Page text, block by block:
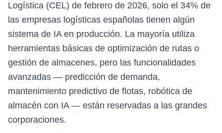
Logística (CEL) de febrero de 2026, solo el 34% de
las empresas logísticas españolas tienen algún
sistema de IA en producción. La mayoría utiliza
herramientas básicas de optimización de rutas o
gestión de almacenes, pero las funcionalidades
avanzadas — predicción de demanda,
mantenimiento predictivo de flotas, robótica de
almacén con IA — están reservadas a las grandes
corporaciones.